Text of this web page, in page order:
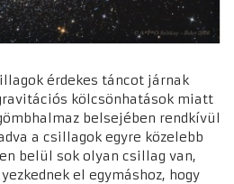
érdekes táncot járnak
kölcsönhatások miatt
belsejében rendkívül
a csillagok egyre közelebb
belül sok olyan csillag van,
el egymáshoz, hogy